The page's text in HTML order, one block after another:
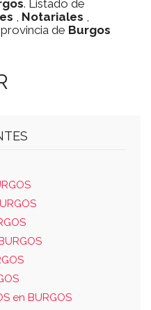
. Listado de
, Notariales ,
de Burgos
en BURGOS